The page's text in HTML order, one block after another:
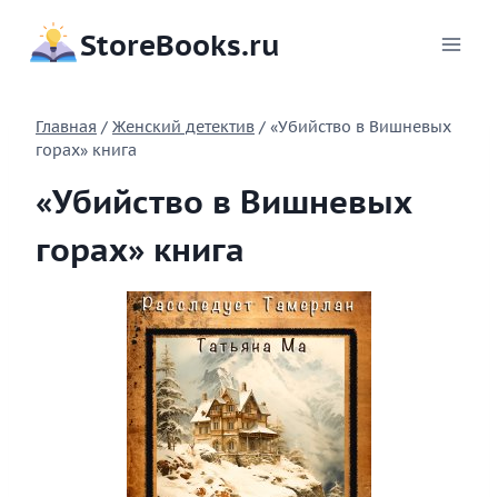
содержимому
StoreBooks.ru
Главная / Женский детектив / «Убийство в Вишневых
горах» книга
«Убийство в Вишневых
горах» книга